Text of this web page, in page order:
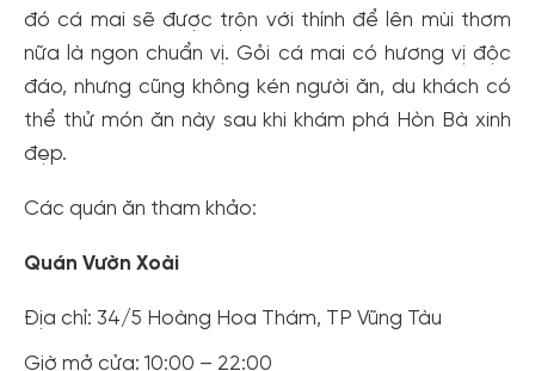
đó cá mai sẽ được trộn với thính để lên mùi thơm
nữa là ngon chuẩn vị. Gỏi cá mai có hương vị độc
đáo, nhưng cũng không kén người ăn, du khách có
thể thử món ăn này sau khi khám phá Hòn Bà xinh
đẹp.
Các quán ăn tham khảo:
Quán Vườn Xoài
Địa chỉ: 34/5 Hoàng Hoa Thám, TP Vũng Tàu
Giờ mở cửa: 10:00 – 22:00